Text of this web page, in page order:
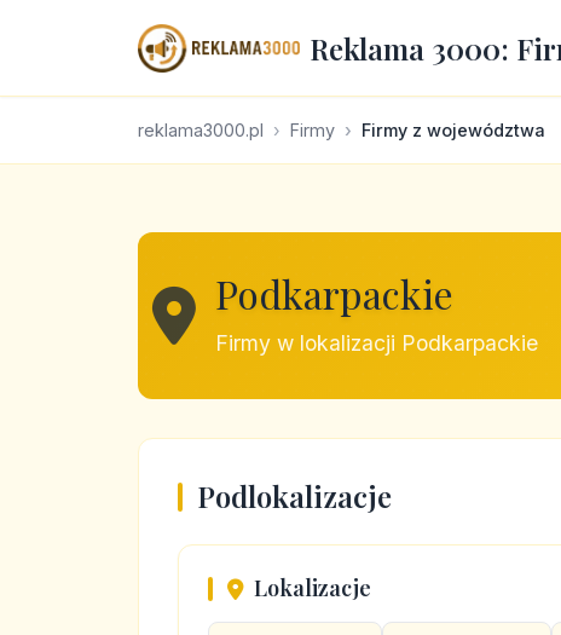
Reklama 3000:
reklama3000.pl Firmy Firmy z województwa
Podkarpackie
Firmy w lokalizacji Podkarpackie
Podlokalizacje
Lokalizacje